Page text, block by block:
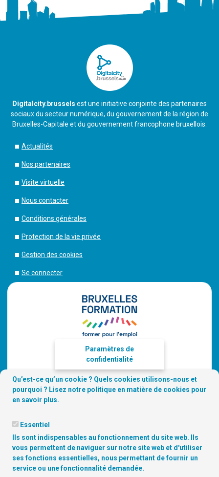
Digitalcity.brussels est une initiative conjointe des partenaires
sociaux du secteur numérique, du gouvernement de la région de
Bruxelles-Capitale et du gouvernement francophone bruxellois.
Actualités
Nos partenaires
Visite virtuelle
Nous contacter
Conditions générales
Protection de la vie privée
Gestion des cookies
Se connecter
Paramètres de
confidentialité
Qu’est-ce qu’un cookie ? Quels cookies utilisons-nous et
pourquoi ? Lisez notre politique en matière de cookies pour
en savoir plus.
Essentiel
Ils sont indispensables au fonctionnement du site web. Ils
vous permettent de naviguer sur notre site web et d'utiliser
ses fonctions essentielles, nous permettant de fournir un
service ou une fonctionnalité demandée.